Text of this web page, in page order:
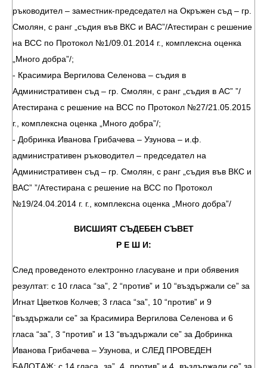
ръководител – заместник-председател на Окръжен съд – гр.
Смолян, с ранг „съдия във ВКС и ВАС”/Атестиран с решение
на ВСС по Протокол №1/09.01.2014 г., комплексна оценка
„Много добра”/;
- Красимира Вергилова Селенова – съдия в
Административен съд – гр. Смолян, с ранг „съдия в АС” ”/
Атестирана с решение на ВСС по Протокол №27/21.05.2015
г., комплексна оценка „Много добра”/;
- Добринка Иванова Грибачева – Узунова – и.ф.
административен ръководител – председател на
Административен съд – гр. Смолян, с ранг „съдия във ВКС и
ВАС” ”/Атестирана с решение на ВСС по Протокол
№19/24.04.2014 г. г., комплексна оценка „Много добра”/
ВИСШИЯТ СЪДЕБЕН СЪВЕТ
Р Е Ш И:
След проведеното електронно гласуване и при обявения
резултат: с 10 гласа “за”, 2 “против” и 10 “въздържали се” за
Игнат Цветков Колчев; 3 гласа “за”, 10 “против” и 9
“въздържали се” за Красимира Вергилова Селенова и 6
гласа “за”, 3 “против” и 13 “въздържали се” за Добринка
Иванова Грибачева – Узунова, и СЛЕД ПРОВЕДЕН